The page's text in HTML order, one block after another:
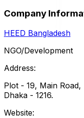
Company
HEED Bangladesh
NGO/Development
Address:
Plot - 19, Main
Dhaka - 1216.
Website: